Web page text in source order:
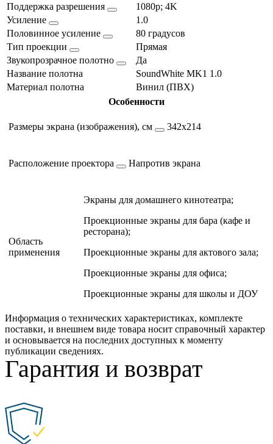
Поддержка разрешения
1080p; 4K
Усиление
1.0
Половинное усиление
80 градусов
Тип проекции
Прямая
Звукопрозрачное полотно
Да
Название полотна
SoundWhite MK1 1.0
Материал полотна
Винил (ПВХ)
Особенности
Размеры экрана (изображения), см 342х214
Расположение проектора Напротив экрана
Область
применения
Экраны для домашнего кинотеатра;
Проекционные экраны для бара (кафе и
ресторана);
Проекционные экраны для актового зала;
Проекционные экраны для офиса;
Проекционные экраны для школы и ДОУ
Информация о технических характеристиках, комплекте
поставки, и внешнем виде товара носит справочный характер
и основывается на последних доступных к моменту
публикации сведениях.
Гарантия и возврат